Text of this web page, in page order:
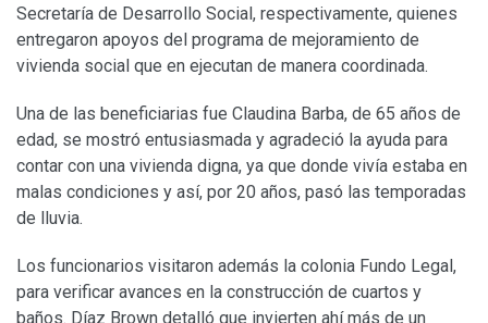
Secretaría de Desarrollo Social, respectivamente, quienes
entregaron apoyos del programa de mejoramiento de
vivienda social que en ejecutan de manera coordinada.
Una de las beneficiarias fue Claudina Barba, de 65 años de
edad, se mostró entusiasmada y agradeció la ayuda para
contar con una vivienda digna, ya que donde vivía estaba en
malas condiciones y así, por 20 años, pasó las temporadas
de lluvia.
Los funcionarios visitaron además la colonia Fundo Legal,
para verificar avances en la construcción de cuartos y
baños. Díaz Brown detalló que invierten ahí más de un